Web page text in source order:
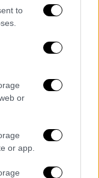
to
or
or app.
-
και το
κινδυνεύει
και
ωθεί σε
φουντ),
κ.α.